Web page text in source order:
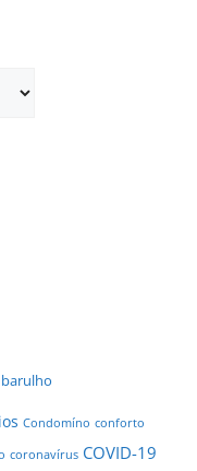
barulho
Condomíno conforto
coronavírus COVID-19